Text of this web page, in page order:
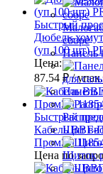
сборе
Панель
для
Панель
Щит
Щиток
Быстрый
Дюбель-
(уп.100 шт)
Цена:
87.54 ₽/ упак.
Быстрый
Кабель ВВГ-
ПромЭл
Цена по